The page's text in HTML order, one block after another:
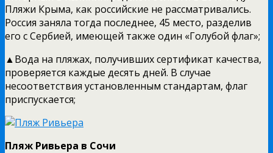
Пляжи Крыма, как российские не рассматривались.
Россия заняла тогда последнее, 45 место, разделив
его с Сербией, имеющей также один «Голубой флаг»;
▲Вода на пляжах, получивших сертификат качества,
проверяется каждые десять дней. В случае
несоответствия установленным стандартам, флаг
приспускается;
Пляж Ривьера в Сочи